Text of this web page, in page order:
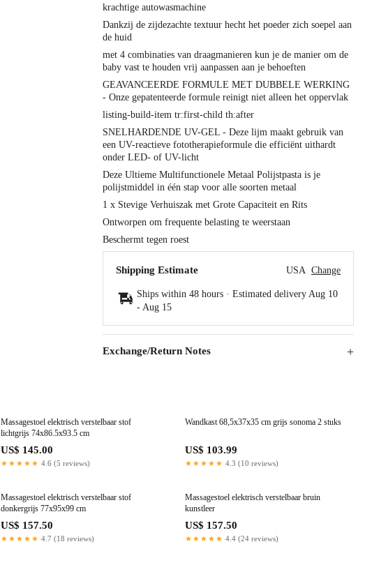
krachtige autowasmachine
Dankzij de zijdezachte textuur hecht het poeder zich soepel aan
de huid
met 4 combinaties van draagmanieren kun je de manier om de
baby vast te houden vrij aanpassen aan je behoeften
GEAVANCEERDE FORMULE MET DUBBELE WERKING
- Onze gepatenteerde formule reinigt niet alleen het oppervlak
listing-build-item tr:first-child th:after
SNELHARDENDE UV-GEL - Deze lijm maakt gebruik van
een UV-reactieve fototherapieformule die efficiënt uithardt
onder LED- of UV-licht
Deze Ultieme Multifunctionele Metaal Polijstpasta is je
polijstmiddel in één stap voor alle soorten metaal
1 x Stevige Verhuiszak met Grote Capaciteit en Rits
Ontworpen om frequente belasting te weerstaan
Beschermt tegen roest
Shipping Estimate USA Change
Ships within 48 hours · Estimated delivery Aug 10
- Aug 15
Exchange/Return Notes
Massagestoel elektrisch verstelbaar stof
lichtgrijs 74x86.5x93.5 cm
US$ 145.00
★★★★★ 4.6 (5 reviews)
Wandkast 68,5x37x35 cm grijs sonoma 2 stuks
US$ 103.99
★★★★★ 4.3 (10 reviews)
Massagestoel elektrisch verstelbaar stof
donkergrijs 77x95x99 cm
US$ 157.50
★★★★★ 4.7 (18 reviews)
Massagestoel elektrisch verstelbaar bruin
kunstleer
US$ 157.50
★★★★★ 4.4 (24 reviews)